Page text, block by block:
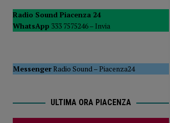
POLITICA
[ 5 Agosto 2026 ] Caldo estremo e
Radio Sound Piacenza 24
WhatsApp 333 7575246 – Invia
MessengerRadio Sound–Piacenza24
ULTIMA ORA PIACENZA